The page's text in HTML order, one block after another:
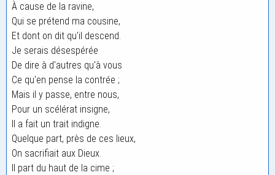
À cause de la ravine,
Qui se prétend ma cousine,
Et dont on dit qu'il descend.
Je serais désespérée
De dire à d'autres qu'à vous
Ce qu'en pense la contrée ;
Mais il y passe, entre nous,
Pour un scélérat insigne,
Il a fait un trait indigne.
Quelque part, près de ces lieux,
On sacrifiait aux Dieux.
Il part du haut de la cime ;